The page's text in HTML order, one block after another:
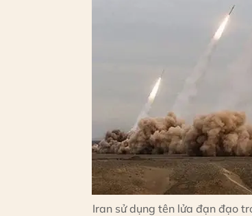
Iran sử dụng tên lửa đạn đạo